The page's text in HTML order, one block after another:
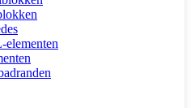
elementen